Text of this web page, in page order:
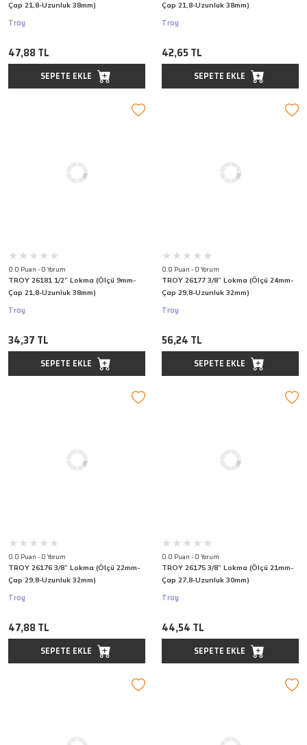
Çap 21,8-Uzunluk 38mm)
Troy
47,88 TL
SEPETE EKLE
Çap 21,8-Uzunluk 38mm)
Troy
42,65 TL
SEPETE EKLE
0.0 Puan - 0 Yorum
TROY 26181 1/2” Lokma (Ölçü 9mm-
Çap 21,8-Uzunluk 38mm)
Troy
34,37 TL
SEPETE EKLE
0.0 Puan - 0 Yorum
TROY 26177 3/8” Lokma (Ölçü 24mm-
Çap 29,8-Uzunluk 32mm)
Troy
56,24 TL
SEPETE EKLE
0.0 Puan - 0 Yorum
TROY 26176 3/8” Lokma (Ölçü 22mm-
Çap 29,8-Uzunluk 32mm)
Troy
47,88 TL
SEPETE EKLE
0.0 Puan - 0 Yorum
TROY 26175 3/8” Lokma (Ölçü 21mm-
Çap 27,8-Uzunluk 30mm)
Troy
44,54 TL
SEPETE EKLE